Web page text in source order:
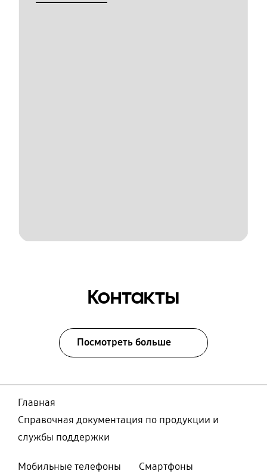
Контакты
Посмотреть больше
Главная
Справочная документация по продукции и
службы поддержки
Мобильные телефоны
Смартфоны